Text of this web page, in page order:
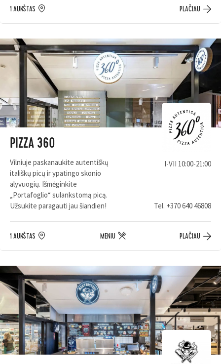
1 AUKŠTAS PLAČIAU
PIZZA 360
Vilniuje paskanaukite autentiškų
itališkų picų ir ypatingo skonio
alyvuogių. Išmėginkite
„Portafoglio“ sulankstomą picą.
Užsukite paragauti jau šiandien!
I-VII 10:00-21:00
Tel. +370 640 46808
1 AUKŠTAS MENIU PLAČIAU